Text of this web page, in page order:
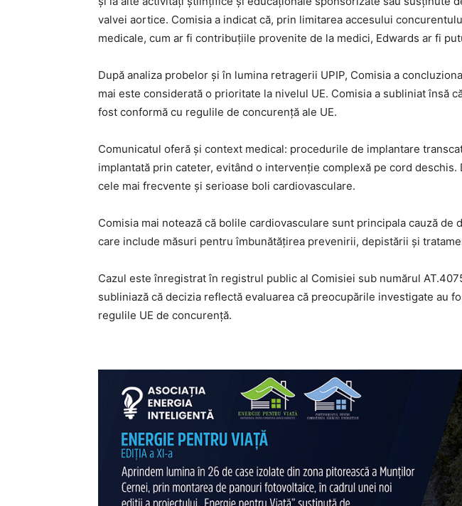
valvei aortice. Comisia a indicat că, prin limitarea accesului
medicale, cum ar fi contribuțiile provenite de la medici, Edwards ar fi
După analiza probelor și în lumina retragerii UPIP, Comisia a
mai este considerată o prioritate la nivelul UE. Comisia a subliniat însă
fost conformă cu regulile de concurență ale UE.
Comunicatul oferă și context medical: procedurile de implantare
implantată prin cateter, evitând o intervenție complexă pe cord
cele mai frecvente și serioase boli cardiovasculare.
Comisia mai notează că bolile cardiovasculare sunt principala cauză
care include măsuri pentru îmbunătățirea prevenirii, depistării și
Cazul este înregistrat în registrul public al Comisiei sub numărul
subliniază că decizia reflectă evaluarea că preocupările investigate au
regulile UE de concurență.